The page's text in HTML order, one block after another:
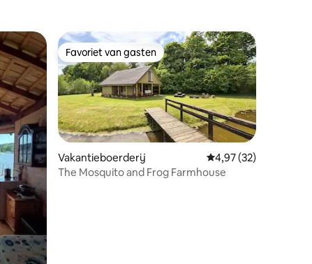
Favoriet van gasten
Favoriet van gasten
Vakantieboerderij Gemiddelde
4,97 (32)
The Mosquito and Frog Farmhouse